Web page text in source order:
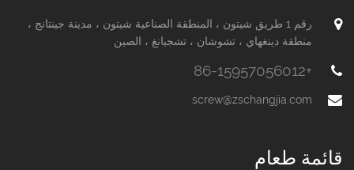
رقم 1 طريق شيتون ، المنطقة الصناعية شيتون ، مدينة جينتانج ،
منطقة دينغهاي ، تشوشان ، تشجيانغ ، الصين
+86-15957056012
screw@zschangjia.com
قائمة طعام